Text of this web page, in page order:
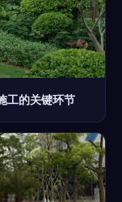
工的关键环节